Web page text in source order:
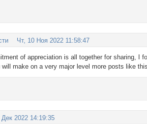
Чт, 10 Ноя 2022 11:58:47
of appreciation is all together for sharing, I
will make on a very major level more posts like
Дек 2022 14:19:35